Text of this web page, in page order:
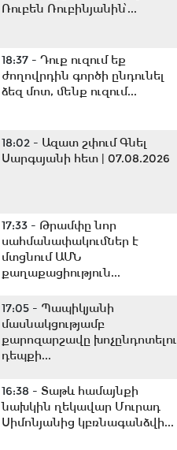
Ռուբեն Ռուբինյանին՝...
18:37 - Դուք ուզում եք
ժողովրդին գործի ընդունել
ձեզ մոտ, մենք ուզում...
18:02 - Ազատ շփում Գնել
Սարգսյանի հետ | 07.08.2026
17:33 - Թրամփը նոր
սահմանափակումներ է
մտցնում ԱՄՆ
քաղաքացիություն...
17:05 - Պապիկյանի
մասնակցությամբ
քարոզարշավը խոչընդոտելու
դեպքի...
16:38 - Տաթև համայնքի
նախկին ղեկավար Մուրադ
Սիմոնյանից կբռնագանձվի...